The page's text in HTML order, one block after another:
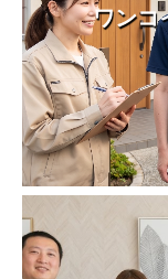
ワンコ